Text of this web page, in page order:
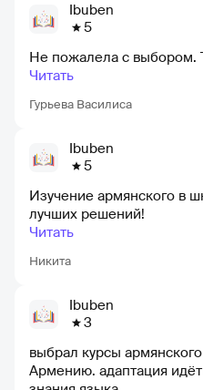
Ibuben
5
Гурьева Василиса
Не пожалела с выбором.
Читать
Ibuben
5
Никита
Изучение армянского в
лучших решений!
Читать
Ibuben
3
выбрал курсы
Армению. адаптация